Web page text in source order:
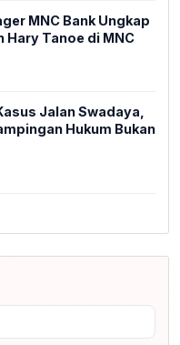
MNC Bank Ungkap
Hary Tanoe di MNC
Jalan Swadaya,
Hukum Bukan